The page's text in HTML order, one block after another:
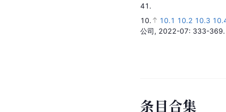
41.
10.
10.1 10.2 10.3
公司, 2022-07: 333-369.
条目合集